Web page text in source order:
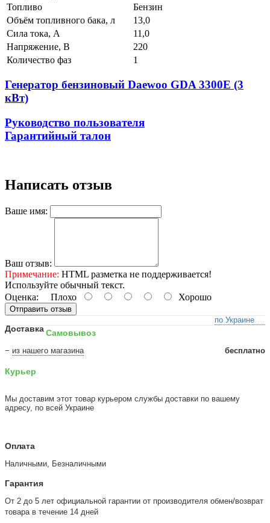
Топливо
Бензин
Объём топливного бака, л
13,0
Сила тока, А
11,0
Напряжение, В
220
Количество фаз
1
Генератор бензиновый Daewoo GDA 3300Е (3
кВт)
Руководство пользователя
Гарантийный талон
Написать отзыв
Ваше имя:
Ваш отзыв:
Примечание: HTML разметка не поддерживается!
Используйте обычный текст.
Оценка: Плохо Хорошо
Отправить отзыв
Доставка
по Украине
Самовывоз
− из нашего магазина бесплатно
Курьер
Мы доставим этот товар курьером службы доставки по вашему
адресу, по всей Украине
Оплата
Наличными, Безналичными
Гарантия
От 2 до 5 лет официальной гарантии от производителя обмен/возврат
товара в течение 14 дней